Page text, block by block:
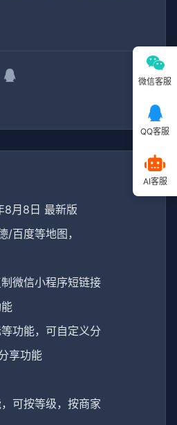
8月8日 最新版
/百度等地图，
微信小程序短链接
功能，可自定义分
享功能
可按等级，按商家
微信客服
QQ客服
AI客服